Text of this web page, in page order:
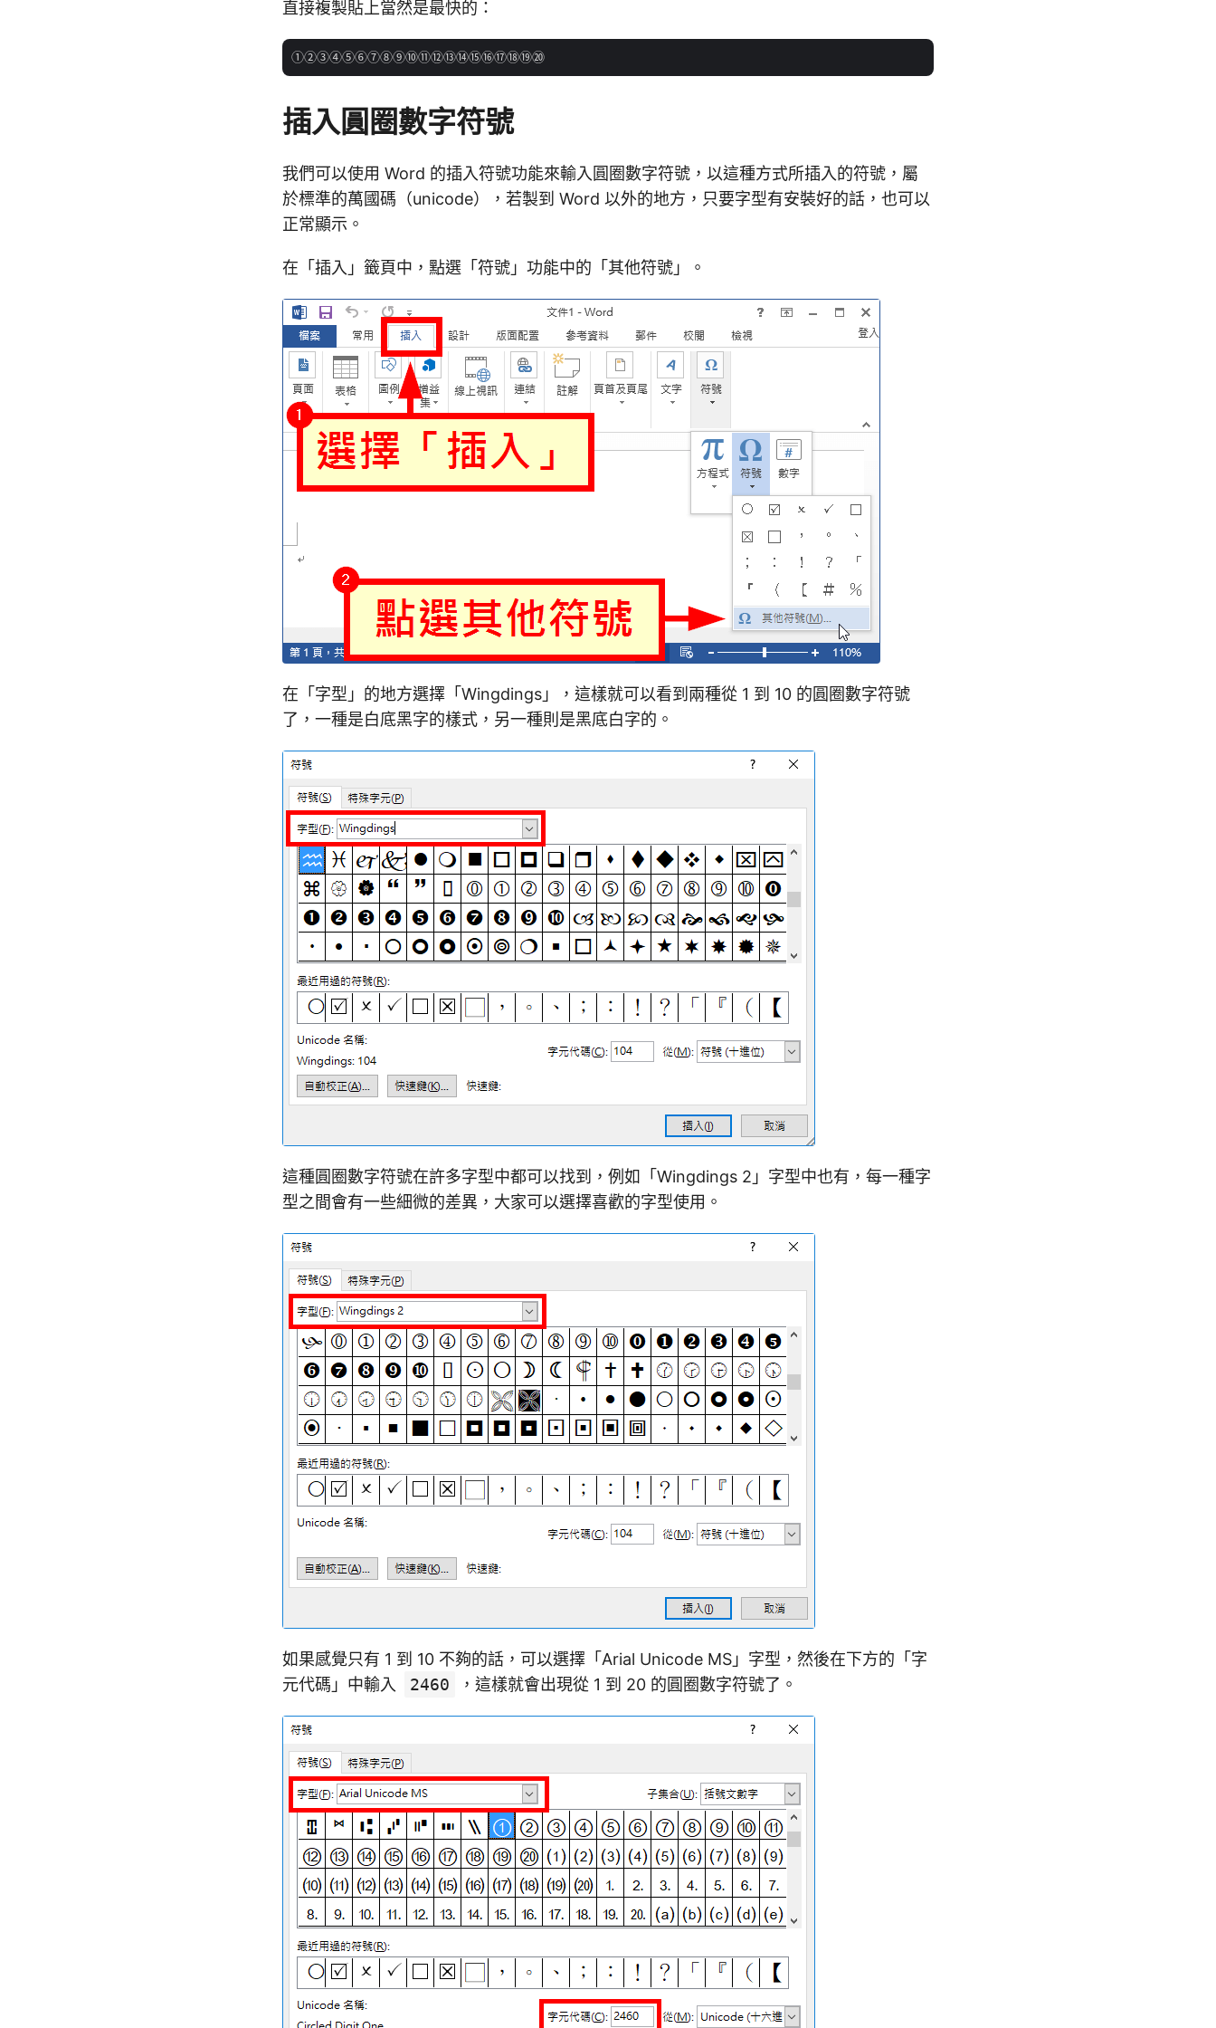
直接複製貼上當然是最快的：
插入圓圈數字符號
我們可以使用 Word 的插入符號功能來輸入圓圈數字符號，以這種方式所插入的符號，屬
於標準的萬國碼（unicode），若製到 Word 以外的地方，只要字型有安裝好的話，也可以
正常顯示。
在「插入」籤頁中，點選「符號」功能中的「其他符號」。
在「字型」的地方選擇「Wingdings」，這樣就可以看到兩種從 1 到 10 的圓圈數字符號
了，一種是白底黑字的樣式，另一種則是黑底白字的。
這種圓圈數字符號在許多字型中都可以找到，例如「Wingdings 2」字型中也有，每一種字
型之間會有一些細微的差異，大家可以選擇喜歡的字型使用。
如果感覺只有 1 到 10 不夠的話，可以選擇「Arial Unicode MS」字型，然後在下方的「字
元代碼」中輸入
2460 ，這樣就會出現從 1 到 20 的圓圈數字符號了。